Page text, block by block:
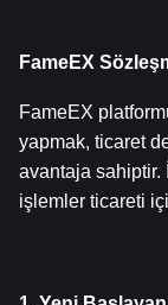
FameEX
FameEX
yapmak, ticaret
avantaja sahiptir.
işlemler ticareti